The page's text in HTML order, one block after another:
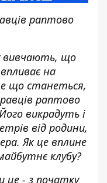
раптово
вивчають, що
на
що станеться,
раптово
викрадуть і
від родини,
Як це вплине
клубу?
це - з початку